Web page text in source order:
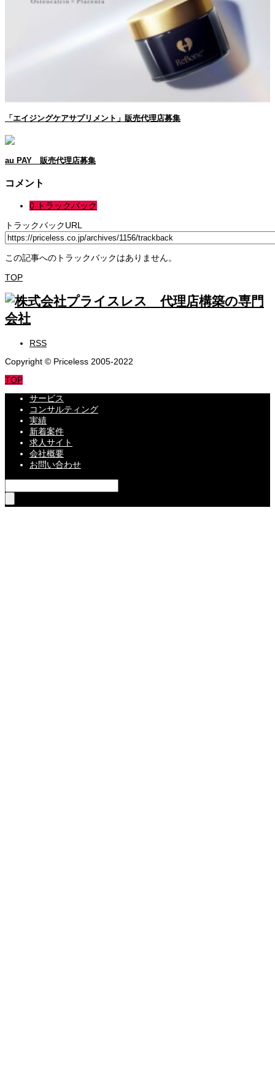
「エイジングケアサプリメント」販売代理店募集
au PAY 販売代理店募集
コメント
0 トラックバック
トラックバックURL
この記事へのトラックバックはありません。
TOP
RSS
Copyright © Priceless 2005-2022
TOP
サービス
コンサルティング
実績
新着案件
求人サイト
会社概要
お問い合わせ